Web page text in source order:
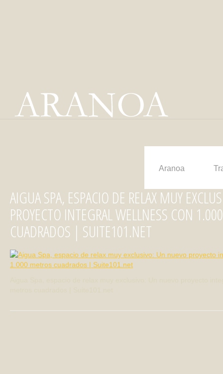
Aranoa
AIGUA SPA, ESPACIO DE RELAX MUY
PROYECTO INTEGRAL WELLNESS CON
CUADRADOS | SUITE101.NET